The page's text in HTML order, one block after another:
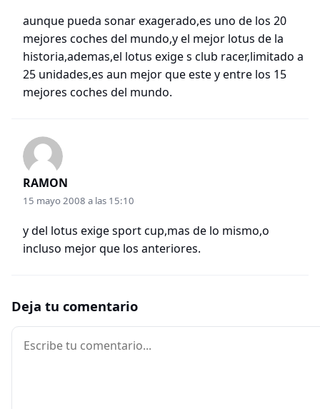
aunque pueda sonar exagerado,es uno de los 20
mejores coches del mundo,y el mejor lotus de la
historia,ademas,el lotus exige s club racer,limitado a
25 unidades,es aun mejor que este y entre los 15
mejores coches del mundo.
RAMON
15 mayo 2008 a las 15:10
y del lotus exige sport cup,mas de lo mismo,o
incluso mejor que los anteriores.
Deja tu comentario
Comentario